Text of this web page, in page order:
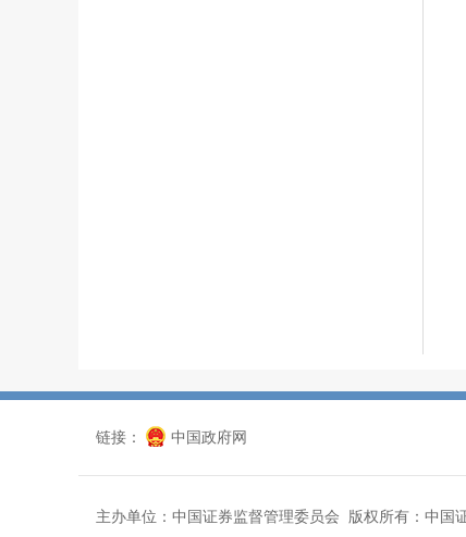
链接： 中国政府网
主办单位：中国证券监督管理委员会 版权所有：中国